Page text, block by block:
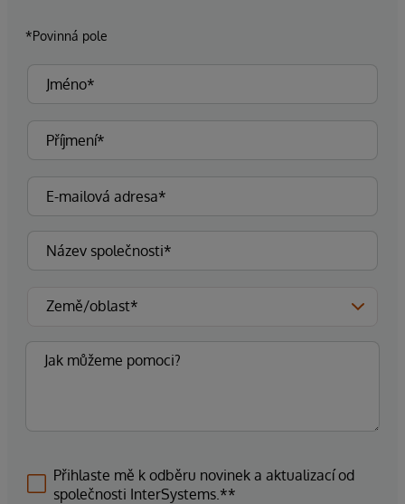
*Povinná pole
Přihlaste mě k odběru novinek a aktualizací od
společnosti InterSystems.**